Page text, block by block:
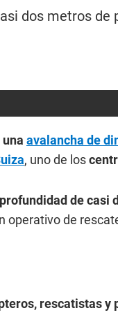
dos metros
una avalancha de
, uno de los
profundidad de casi
operativo de
rescatistas y